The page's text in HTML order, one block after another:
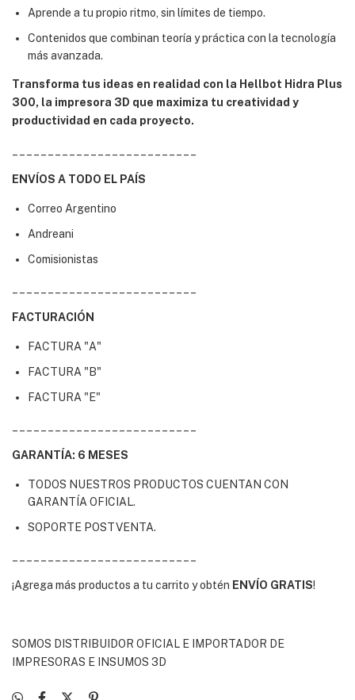
Aprende a tu propio ritmo, sin límites de tiempo.
Contenidos que combinan teoría y práctica con la tecnología
más avanzada.
Transforma tus ideas en realidad con la Hellbot Hidra Plus
300, la impresora 3D que maximiza tu creatividad y
productividad en cada proyecto.
ENVÍOS A TODO EL PAÍS
Correo Argentino
Andreani
Comisionistas
FACTURACIÓN
FACTURA "A"
FACTURA "B"
FACTURA "E"
GARANTÍA: 6 MESES
TODOS NUESTROS PRODUCTOS CUENTAN CON
GARANTÍA OFICIAL.
SOPORTE POSTVENTA.
¡Agrega más productos a tu carrito y obtén ENVÍO GRATIS!
SOMOS DISTRIBUIDOR OFICIAL E IMPORTADOR DE
IMPRESORAS E INSUMOS 3D